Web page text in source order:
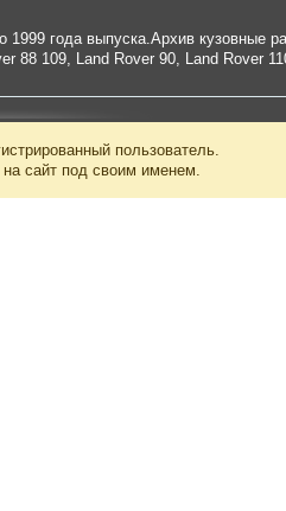
1999 года выпуска.Архив кузовные
109, Land Rover 90, Land Rover
пользователь.
на сайт под своим именем.